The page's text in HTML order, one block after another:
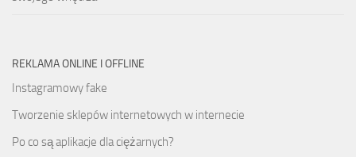
REKLAMA ONLINE I OFFLINE
Instagramowy fake
Tworzenie sklepów internetowych w internecie
Po co są aplikacje dla ciężarnych?